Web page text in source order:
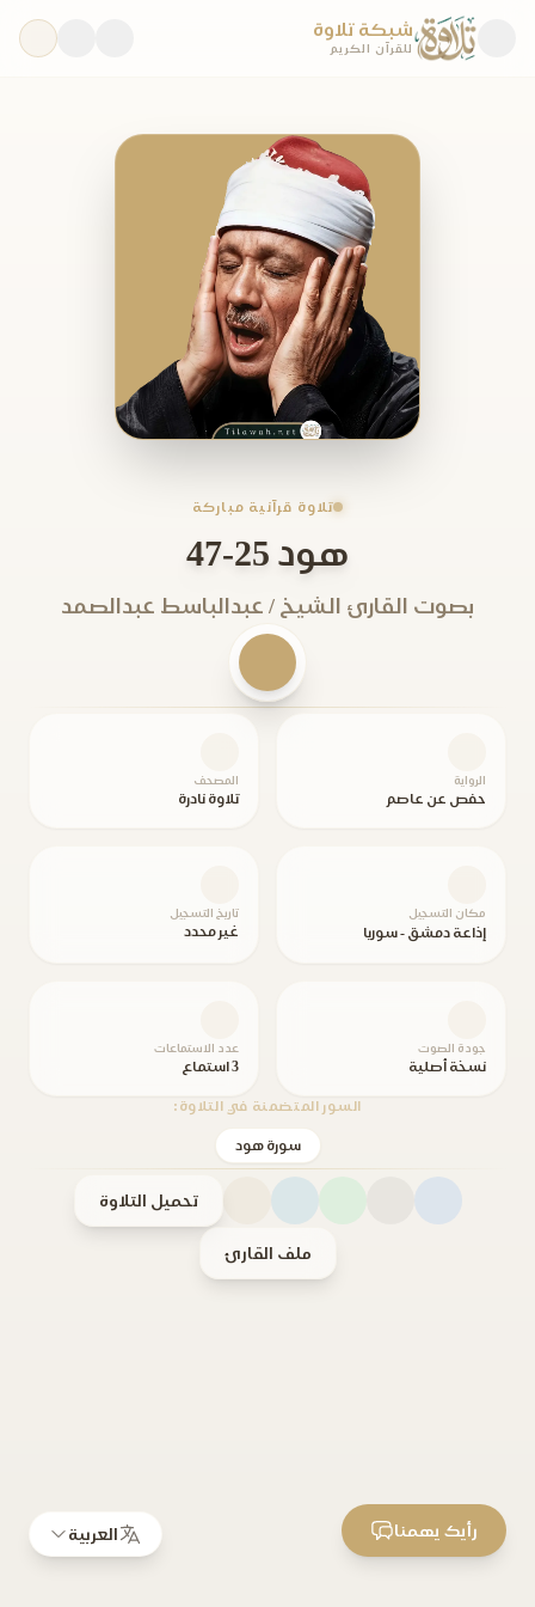
شبكة تلاوة
للقرآن الكريم
تلاوة قرآنية مباركة
هود 25-47
بصوت القارئ الشيخ / عبدالباسط عبدالصمد
الرواية
حفص عن عاصم
المصحف
تلاوة نادرة
مكان التسجيل
إذاعة دمشق - سوريا
تاريخ التسجيل
غير محدد
جودة الصوت
نسخة أصلية
عدد الاستماعات
3 استماع
السور المتضمنة في التلاوة:
سورة هود
تحميل التلاوة
ملف القارئ
العربية رأيك يهمنا